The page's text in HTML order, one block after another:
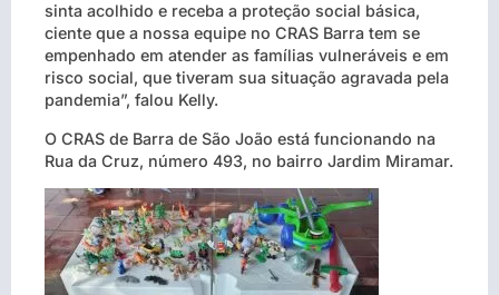
sinta acolhido e receba a proteção social básica,
ciente que a nossa equipe no CRAS Barra tem se
empenhado em atender as famílias vulneráveis e em
risco social, que tiveram sua situação agravada pela
pandemia”, falou Kelly.
O CRAS de Barra de São João está funcionando na
Rua da Cruz, número 493, no bairro Jardim Miramar.